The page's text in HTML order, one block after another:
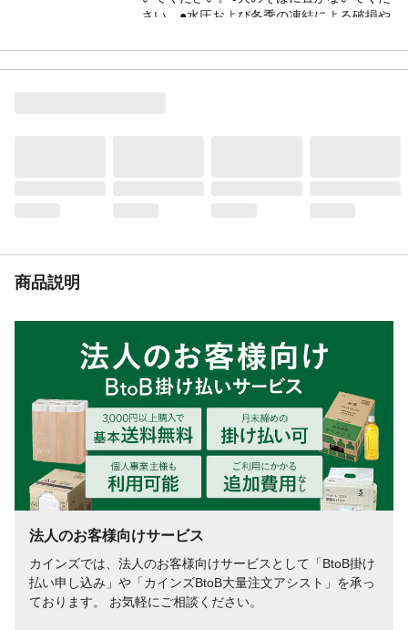
さい。●水圧および冬季の凍結による破損や
口を閉め、ホース内の水を抜いてくださ
い。
商品説明
法人のお客様向けサービス
カインズでは、法人のお客様向けサービスとして「BtoB掛け
払い申し込み」や「カインズBtoB大量注文アシスト」を承っ
ております。 お気軽にご相談ください。